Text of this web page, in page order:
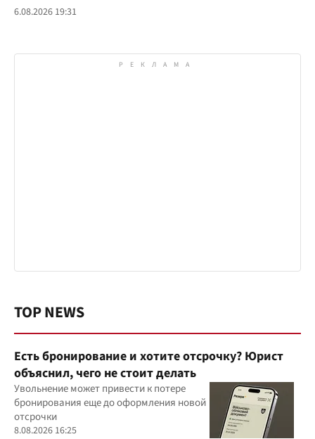
6.08.2026 19:31
TOP NEWS
Есть бронирование и хотите отсрочку? Юрист
объяснил, чего не стоит делать
Увольнение может привести к потере
бронирования еще до оформления новой
отсрочки
8.08.2026 16:25